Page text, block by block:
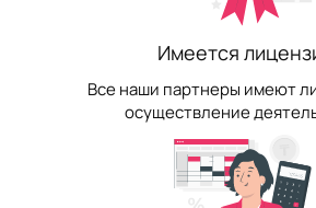
Имеется
Все наши партнеры имеют
осуществление